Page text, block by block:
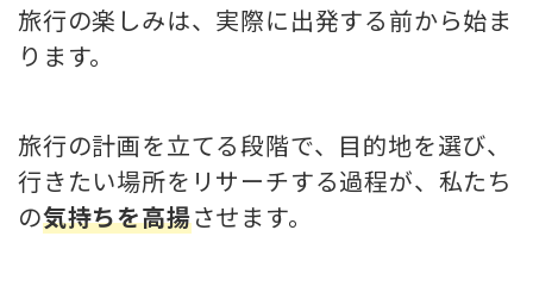
旅行の楽しみは、実際に出発する前から始ま
ります。
旅行の計画を立てる段階で、目的地を選び、
行きたい場所をリサーチする過程が、私たち
の気持ちを高揚させます。